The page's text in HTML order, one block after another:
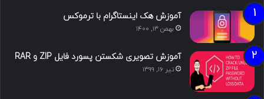
آموزش هک اینستاگرام با ترموکس
بهمن ۱۳, ۱۴۰۰
آموزش تصویری شکستن پسورد فایل ZIP و RAR
تیر ۱۶, ۱۳۹۹